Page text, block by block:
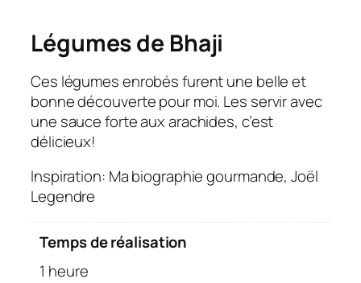
Légumes de Bhaji
Ces légumes enrobés furent une belle et
bonne découverte pour moi. Les servir avec
une sauce forte aux arachides, c’est
délicieux!
Inspiration: Ma biographie gourmande, Joël
Legendre
Temps de réalisation
1 heure